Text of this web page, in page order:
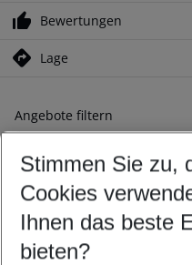
Bewertungen
Lage
Angebote filtern
Ändern Sie Ihre Kriterien
Abflughafen wählen
Beliebiger Abflughafen
Reisezeitraum wählen
08.08.26– 06.08.27
Stimmen Sie zu,
Cookies
Ihnen das beste
bieten?